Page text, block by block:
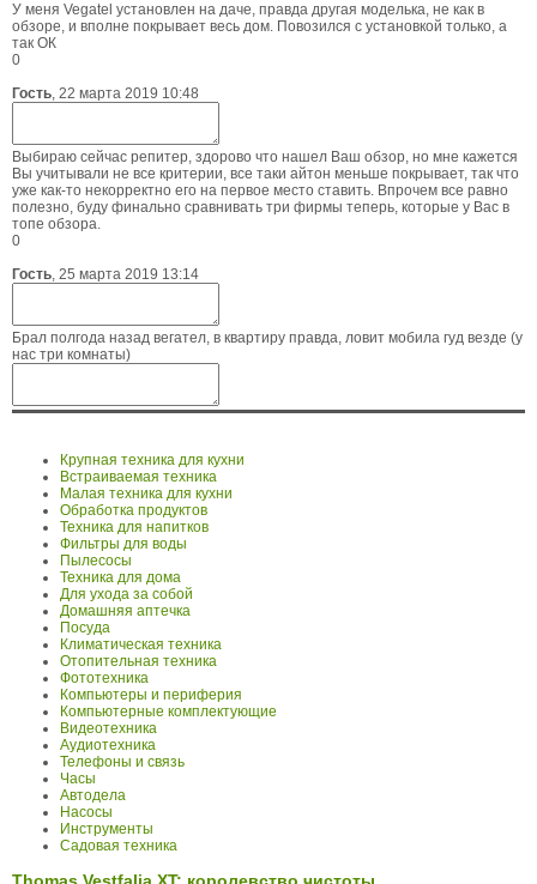
У меня Vegatel установлен на даче, правда другая моделька, не как в
обзоре, и вполне покрывает весь дом. Повозился с установкой только, а
так ОК
0
Гость, 22 марта 2019 10:48
Выбираю сейчас репитер, здорово что нашел Ваш обзор, но мне кажется
Вы учитывали не все критерии, все таки айтон меньше покрывает, так что
уже как-то некорректно его на первое место ставить. Впрочем все равно
полезно, буду финально сравнивать три фирмы теперь, которые у Вас в
топе обзора.
0
Гость, 25 марта 2019 13:14
Брал полгода назад вегател, в квартиру правда, ловит мобила гуд везде (у
нас три комнаты)
Крупная техника для кухни
Встраиваемая техника
Малая техника для кухни
Обработка продуктов
Техника для напитков
Фильтры для воды
Пылесосы
Техника для дома
Для ухода за собой
Домашняя аптечка
Посуда
Климатическая техника
Отопительная техника
Фототехника
Компьютеры и периферия
Компьютерные комплектующие
Видеотехника
Аудиотехника
Телефоны и связь
Часы
Автодела
Насосы
Инструменты
Садовая техника